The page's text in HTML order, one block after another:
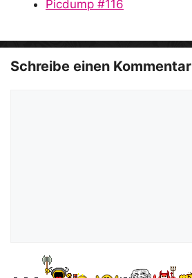
Picdump #116
Schreibe einen Kommentar